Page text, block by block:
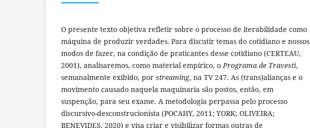
O presente texto objetiva refletir sobre o processo de iterabilidade como
máquina de produzir verdades. Para discutir temas do cotidiano e nossos
modos de fazer, na condição de praticantes desse cotidiano (CERTEAU,
2001), analisaremos, como material empírico, o Programa de Travesti,
semanalmente exibido, por streaming, na TV 247. As (trans)alianças e o
movimento causado naquela maquinaria são postos, então, em
suspenção, para seu exame. A metodologia perpassa pelo processo
discursivo-desconstrucionista (POCAHY, 2011; YORK; OLIVEIRA;
BENEVIDES, 2020) e visa criar e visibilizar formas outras de